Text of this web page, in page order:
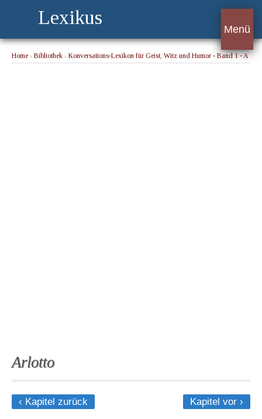
Lexikus
Menü
Home › Bibliothek › Konversations-Lexikon für Geist, Witz und Humor - Band 1 - A
Arlotto
‹ Kapitel zurück Kapitel vor ›